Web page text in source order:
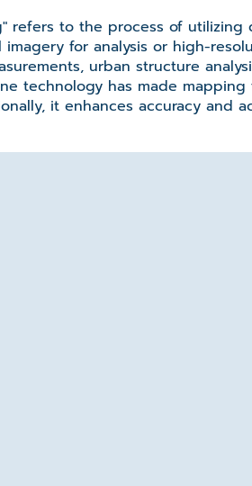
refers to the process of
imagery for analysis or high-
urban structure
technology has made
it enhances accuracy and